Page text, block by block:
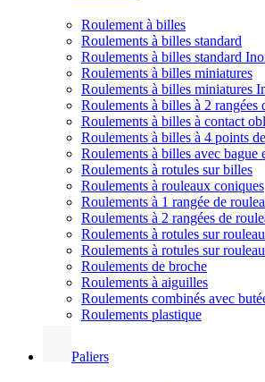
Roulement à billes
Roulements à billes standard
Roulements à billes standard
Roulements à billes miniatures
Roulements à billes miniatures
Roulements à billes à 2 rangées
Roulements à billes à contact
Roulements à billes à 4 points
Roulements à billes avec bague
Roulements à rotules sur billes
Roulements à rouleaux coniques
Roulements à 1 rangée de
Roulements à 2 rangées de
Roulements à rotules sur
Roulements à rotules sur
Roulements de broche
Roulements à aiguilles
Roulements combinés avec
Roulements plastique
Paliers